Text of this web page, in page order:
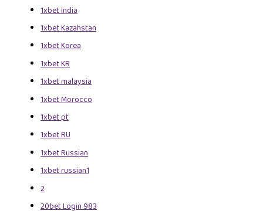
1xbet india
1xbet Kazahstan
1xbet Korea
1xbet KR
1xbet malaysia
1xbet Morocco
1xbet pt
1xbet RU
1xbet Russian
1xbet russian1
2
20bet Login 983